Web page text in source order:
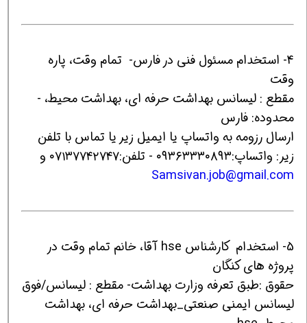
4- استخدام مسئول فنی در فارس- تمام وقت، پاره
وقت
مقطع : لیسانس بهداشت حرفه ای، بهداشت محیط، -
محدوده: فارس
ارسال رزومه به واتساپ یا ایمیل زیر یا تماس با تلفن
زیر: واتساپ:۰۹۳۶۳۳۳۰۸۹۳ - تلفن:۰۷۱۳۷۷۴۲۷۴۷ و
Samsivan.job@gmail.com
5- استخدام کارشناس hse آقا، خانم تمام وقت در
پروژه های کنگان
حقوق :طبق تعرفه وزارت بهداشت- مقطع : لیسانس/فوق
لیسانس ایمنی صنعتی_بهداشت حرفه ای، بهداشت